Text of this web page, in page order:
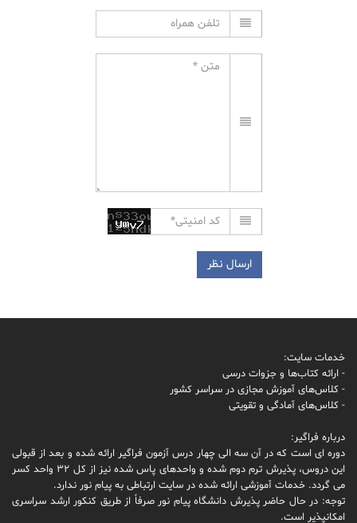
خدمات سایت:
- ارائه کتاب‌ها و جزوات درسی
- کلاس‌های آموزش مجازی در سراسر کشور
- کلاس‌های آمادگی و تقویتی
درباره فراگیر:
دوره ای است که در آن سه الی چهار درس آزمون فراگیر ارائه شده و بعد از قبولی
این دروس، پذیرش ترم دوم شده و واحدهای پاس شده نیز از کل 32 واحد کسر
می گردد. خدمات آموزشی ارائه شده در سایت ارتباطی به پیام نور ندارد.
توجه: در حال حاضر پذیرش دانشگاه پیام نور صرفاً از طریق کنکور ارشد سراسری
امکانپذیر است.